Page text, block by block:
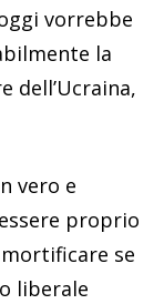
vorrebbe
la
dell’Ucraina,
vero e
proprio
se
liberale